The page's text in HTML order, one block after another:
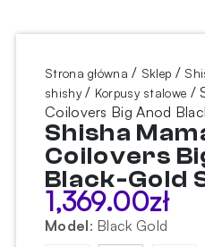
Strona główna / Sklep /
shishy/ Korpusy stalowe /
Coilovers Big Anod
Shisha
Coilovers
Black-Gold
1,369.00zł
Model: Black Gold